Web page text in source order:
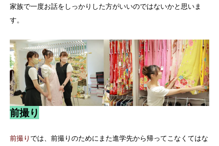
家族で一度お話をしっかりした方がいいのではないかと思いま
す。
前撮り
前撮り では、前撮りのためにまた進学先から帰ってこなくてはな